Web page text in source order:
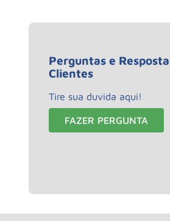
Perguntas e
Clientes
Tire sua duvida aqui!
FAZER PERGUNTA